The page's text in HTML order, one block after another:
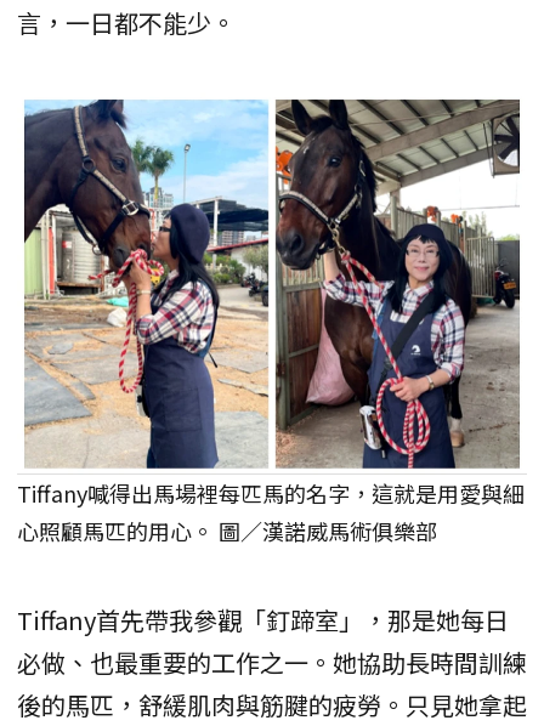
言，一日都不能少。
Tiffany喊得出馬場裡每匹馬的名字，這就是用愛與細
心照顧馬匹的用心。 圖／漢諾威馬術俱樂部
Tiffany首先帶我參觀「釘蹄室」，那是她每日
必做、也最重要的工作之一。她協助長時間訓練
後的馬匹，舒緩肌肉與筋腱的疲勞。只見她拿起